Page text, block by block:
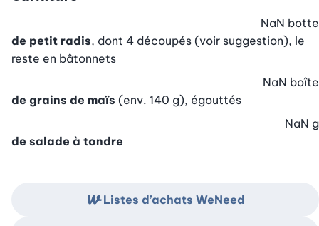
de petit radis, dont 4 découpés (voir suggestion), le
reste en bâtonnets
NaN botte
de grains de maïs (env. 140 g), égouttés
NaN boîte
de salade à tondre
NaN g
Listes d’achats WeNeed